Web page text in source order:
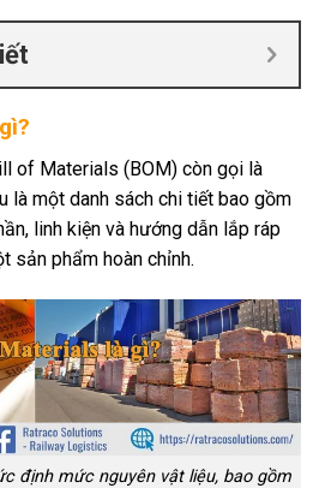
of Materials (BOM) còn gọi là
là một danh sách chi tiết bao gồm
linh kiện và hướng dẫn lắp ráp
sản phẩm hoàn chỉnh.
định mức nguyên vật liệu, bao gồm